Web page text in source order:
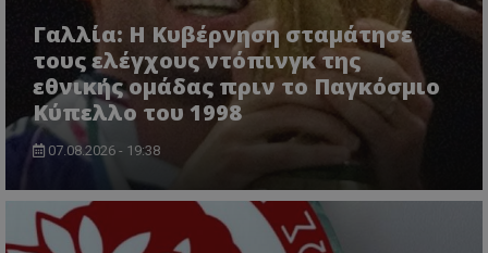
Γαλλία: Η Κυβέρνηση σταμάτησε
τους ελέγχους ντόπινγκ της
εθνικής ομάδας πριν το Παγκόσμιο
Κύπελλο του 1998
07.08.2026 - 19:38